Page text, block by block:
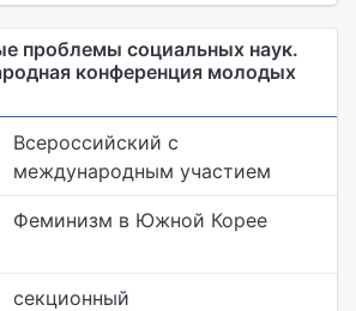
проблемы социальных наук.
конференция молодых
Всероссийский с
международным участием
Феминизм в Южной Корее
секционный